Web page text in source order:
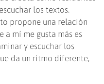
los textos.
propone una relación
a mí me gusta más es
y escuchar los
da un ritmo diferente,